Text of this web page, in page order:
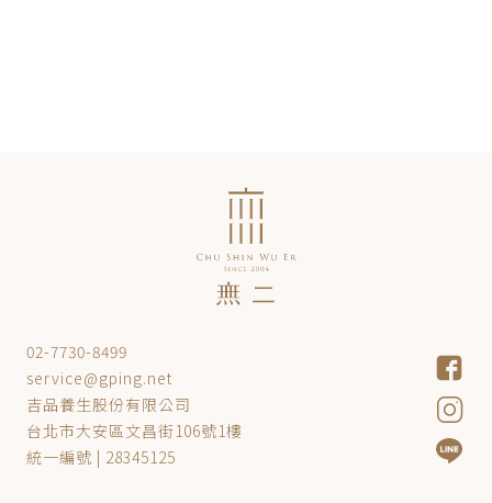
02-7730-8499
service@gping.net
吉品養生股份有限公司
台北市大安區文昌街106號1樓
統一編號 | 28345125